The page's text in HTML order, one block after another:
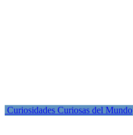
Curiosidades Curiosas del Mundo